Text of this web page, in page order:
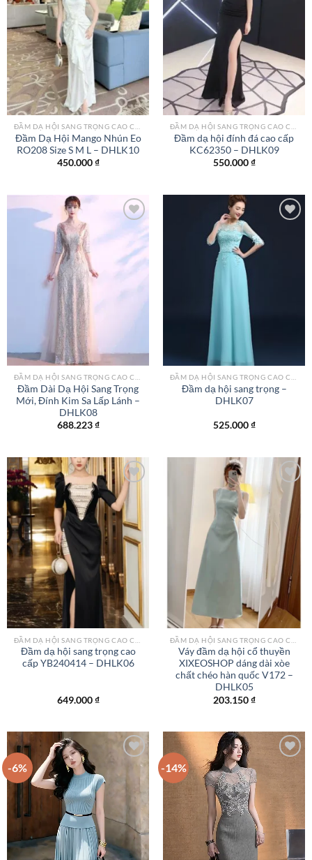
Add to
wishlist
Đầm Dạ Hội Mango Nhún Eo
RO208 Size S M L – DHLK10
450.000₫
Đầm dạ hội đính đá cao cấp
KC62350 – DHLK09
550.000₫
Add to
wishlist
Đầm Dài Dạ Hội Sang Trọng
Mới, Đính Kim Sa Lấp Lánh –
DHLK08
688.223₫
Đầm dạ hội sang trọng –
DHLK07
525.000₫
Add to
wishlist
Đầm dạ hội sang trọng cao
cấp YB240414 – DHLK06
649.000₫
Add to
wishlist
Váy đầm dạ hội cổ thuyền
XIXEOSHOP dáng dài xòe
chất chéo hàn quốc V172 –
DHLK05
203.150₫
-6%
Add to
-14%
wishlist